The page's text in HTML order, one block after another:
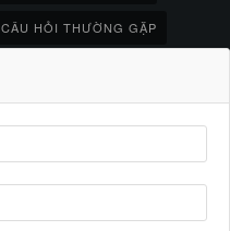
CÂU HỎI THƯỜNG GẶP